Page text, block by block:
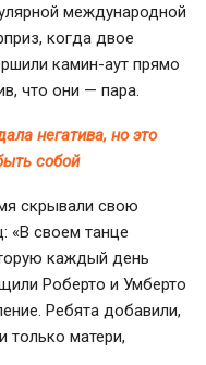
международной
когда двое
камин-аут прямо
что они — пара.
негатива, но это
собой
скрывали свою
«В своем танце
каждый день
Роберто и Умберто
Ребята добавили,
только матери,